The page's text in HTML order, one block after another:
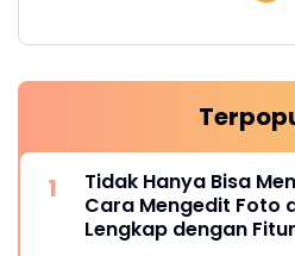
Tidak Hanya Bisa
Cara Mengedit Foto
Lengkap dengan